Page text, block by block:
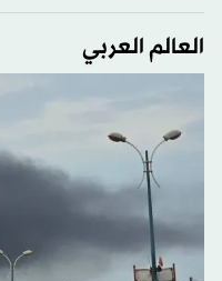
العالم العربي